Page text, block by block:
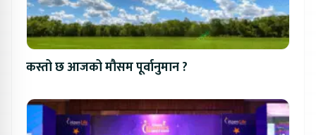
कस्तो छ आजको मौसम पूर्वानुमान ?